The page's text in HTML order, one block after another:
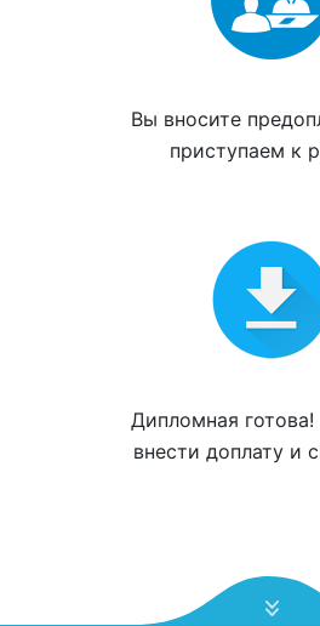
Вы вносите
приступаем к
Дипломная готова!
внести доплату и